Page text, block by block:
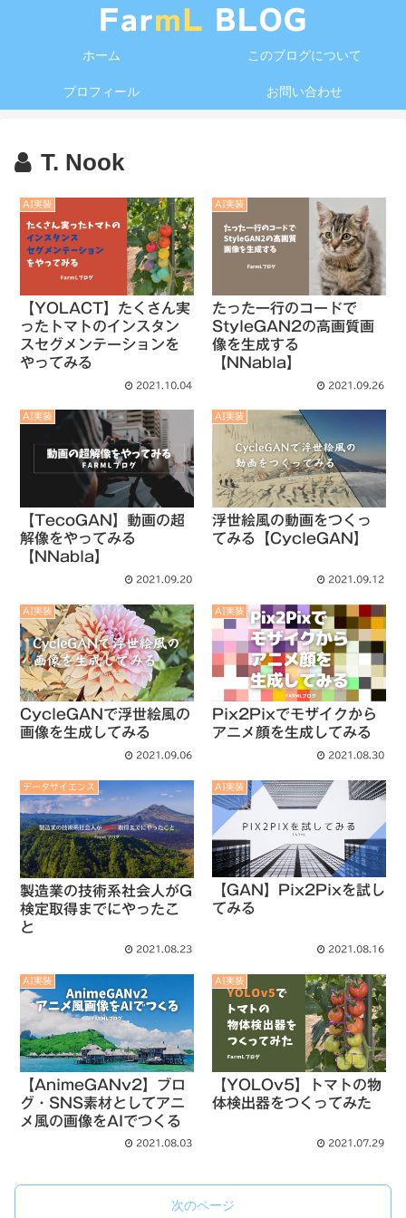
ホーム このブログについて
プロフィール お問い合わせ
T. Nook
AI実装
【YOLACT】たくさん実
ったトマトのインスタン
スセグメンテーションを
やってみる
2021.10.04
AI実装
たった一行のコードで
StyleGAN2の高画質画
像を生成する
【NNabla】
2021.09.26
AI実装
【TecoGAN】動画の超
解像をやってみる
【NNabla】
2021.09.20
AI実装
浮世絵風の動画をつくっ
てみる【CycleGAN】
2021.09.12
AI実装
CycleGANで浮世絵風の
画像を生成してみる
2021.09.06
AI実装
Pix2Pixでモザイクから
アニメ顔を生成してみる
2021.08.30
データサイエンス
製造業の技術系社会人がG
検定取得までにやったこ
と
2021.08.23
AI実装
【GAN】Pix2Pixを試し
てみる
2021.08.16
AI実装
【AnimeGANv2】ブロ
グ・SNS素材としてアニ
メ風の画像をAIでつくる
2021.08.03
AI実装
【YOLOv5】トマトの物
体検出器をつくってみた
2021.07.29
次のページ